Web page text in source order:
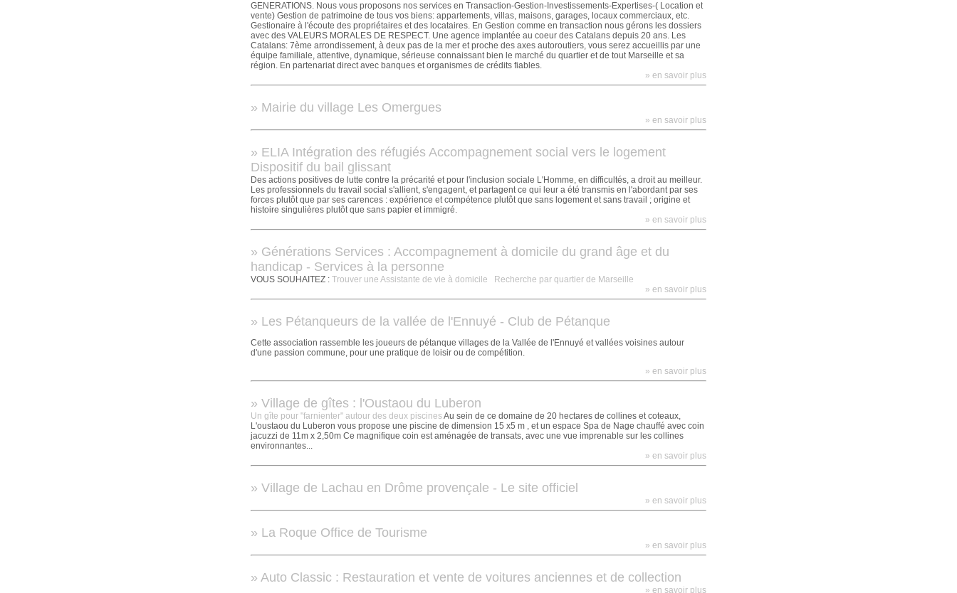
GENERATIONS. Nous vous proposons nos services en Transaction-Gestion-Investissements-Expertises-( Location et
vente) Gestion de patrimoine de tous vos biens: appartements, villas, maisons, garages, locaux commerciaux, etc.
Gestionaire à l'écoute des propriétaires et des locataires. En Gestion comme en transaction nous gérons les dossiers
avec des VALEURS MORALES DE RESPECT. Une agence implantée au coeur des Catalans depuis 20 ans. Les
Catalans: 7ème arrondissement, à deux pas de la mer et proche des axes autoroutiers, vous serez accueillis par une
équipe familiale, attentive, dynamique, sérieuse connaissant bien le marché du quartier et de tout Marseille et sa
région. En partenariat direct avec banques et organismes de crédits fiables.
» en savoir plus
» Mairie du village Les Omergues
» en savoir plus
» ELIA Intégration des réfugiés Accompagnement social vers le logement
Dispositif du bail glissant
Des actions positives de lutte contre la précarité et pour l'inclusion sociale L'Homme, en difficultés, a droit au meilleur.
Les professionnels du travail social s'allient, s'engagent, et partagent ce qui leur a été transmis en l'abordant par ses
forces plutôt que par ses carences : expérience et compétence plutôt que sans logement et sans travail ; origine et
histoire singulières plutôt que sans papier et immigré.
» en savoir plus
» Générations Services : Accompagnement à domicile du grand âge et du
handicap - Services à la personne
VOUS SOUHAITEZ : Trouver une Assistante de vie à domicile
Recherche par quartier de Marseille
» en savoir plus
» Les Pétanqueurs de la vallée de l'Ennuyé - Club de Pétanque
Cette association rassemble les joueurs de pétanque villages de la Vallée de l'Ennuyé et vallées voisines autour
d'une passion commune, pour une pratique de loisir ou de compétition.
» en savoir plus
» Village de gîtes : l'Oustaou du Luberon
Un gîte pour "farnienter" autour des deux piscinesAu sein de ce domaine de 20 hectares de collines et coteaux,
L'oustaou du Luberon vous propose une piscine de dimension 15 x5 m , et un espace Spa de Nage chauffé avec coin
jacuzzi de 11m x 2,50m Ce magnifique coin est aménagée de transats, avec une vue imprenable sur les collines
environnantes...
» en savoir plus
» Village de Lachau en Drôme provençale - Le site officiel
» en savoir plus
» La Roque Office de Tourisme
» en savoir plus
» Auto Classic : Restauration et vente de voitures anciennes et de collection
» en savoir plus